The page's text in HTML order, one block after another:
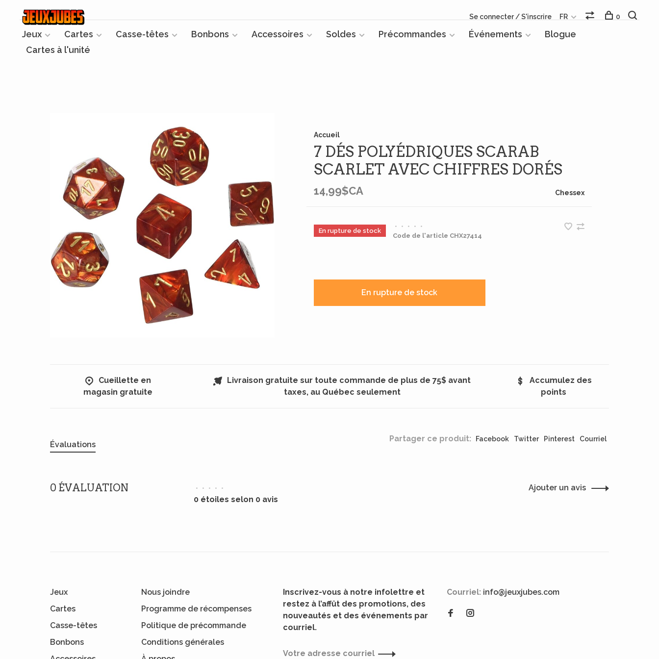
Jeux Cartes Casse-têtes Bonbons Accessoires Soldes Précommandes Événements
Blogue
Cartes à l'unité
Se connecter / S'inscrire FR 0
Accueil
7 DÉS POLYÉDRIQUES SCARAB
SCARLET AVEC CHIFFRES DORÉS
14,99$CA Chessex
En rupture de stock
• • • •
•
Code de l'article CHX27414
En rupture de stock
Cueillette en
magasin gratuite
Livraison gratuite sur toute commande de plus de 75$ avant
taxes, au Québec seulement
Accumulez des
points
Partager ce produit: Facebook Twitter Pinterest Courriel
Évaluations
0 ÉVALUATION • • • • •
0 étoiles selon 0 avis
Ajouter un avis
Jeux
Cartes
Casse-têtes
Bonbons
Nous joindre
Programme de récompenses
Politique de précommande
Conditions générales
Inscrivez-vous à notre infolettre et
restez à l’affût des promotions, des
nouveautés et des événements par
courriel.
Courriel: info@jeuxjubes.com